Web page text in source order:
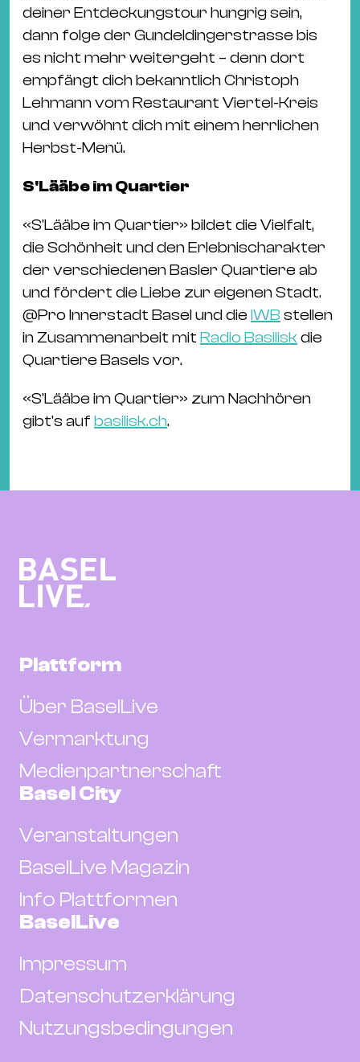
deiner Entdeckungstour hungrig sein,
dann folge der Gundeldingerstrasse bis
es nicht mehr weitergeht – denn dort
empfängt dich bekanntlich Christoph
Lehmann vom Restaurant Viertel-Kreis
und verwöhnt dich mit einem herrlichen
Herbst-Menü.
S'Lääbe im Quartier
«S'Lääbe im Quartier» bildet die Vielfalt,
die Schönheit und den Erlebnischarakter
der verschiedenen Basler Quartiere ab
und fördert die Liebe zur eigenen Stadt.
@Pro Innerstadt Baselund die IWB stellen
in Zusammenarbeit mit Radio Basilisk die
Quartiere Basels vor.
«S'Lääbe im Quartier» zum Nachhören
gibt's auf basilisk.ch.
Plattform
Über BaselLive
Vermarktung
Medienpartnerschaft
Basel City
Veranstaltungen
BaselLive Magazin
Info Plattformen
BaselLive
Impressum
Datenschutzerklärung
Nutzungsbedingungen